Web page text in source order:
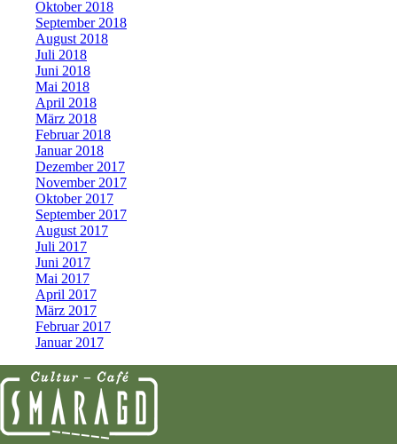
Oktober 2018
September 2018
August 2018
Juli 2018
Juni 2018
Mai 2018
April 2018
März 2018
Februar 2018
Januar 2018
Dezember 2017
November 2017
Oktober 2017
September 2017
August 2017
Juli 2017
Juni 2017
Mai 2017
April 2017
März 2017
Februar 2017
Januar 2017